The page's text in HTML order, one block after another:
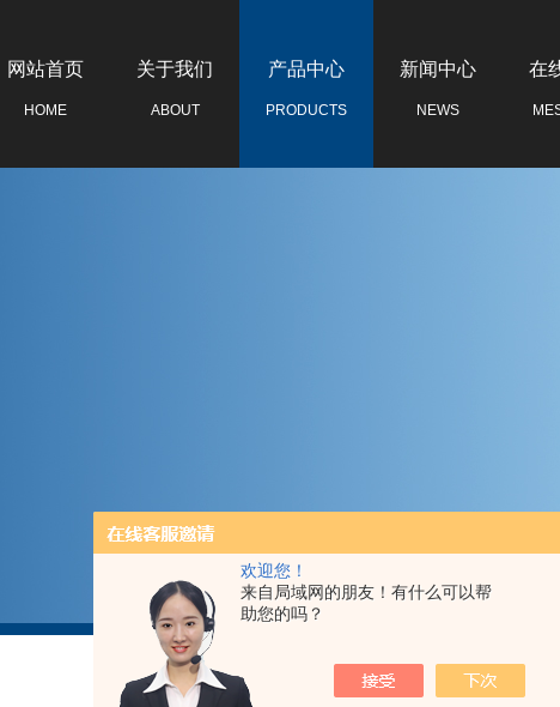
欢迎您！
来自局域网的朋友！有什么可以帮
助您的吗？
网站首页
HOME
关于我们
ABOUT
产品中心
PRODUCTS
新闻中心
NEWS
在